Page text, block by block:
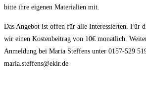
bitte ihre eigenen Materialien mit.
Das Angebot ist offen für alle Interessierten. Für
wir einen Kostenbeitrag von 10€ monatlich.
Anmeldung bei Maria Steffens unter 0157-529
maria.steffens@ekir.de